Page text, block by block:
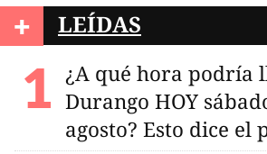
+ LEÍDAS
¿A qué hora podría
Durango HOY
agosto? Esto dice el